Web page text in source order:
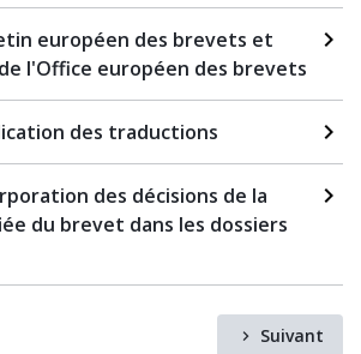
européen des brevets et
l'Office européen des brevets
des traductions
des décisions de la
du brevet dans les dossiers
Suivant